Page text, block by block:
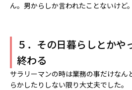
ん。男からしか言われたことないけど。
５．その日暮らしとかや
終わる
サラリーマンの時は業務の事だけなん
らかしたりしない限り大丈夫でした。